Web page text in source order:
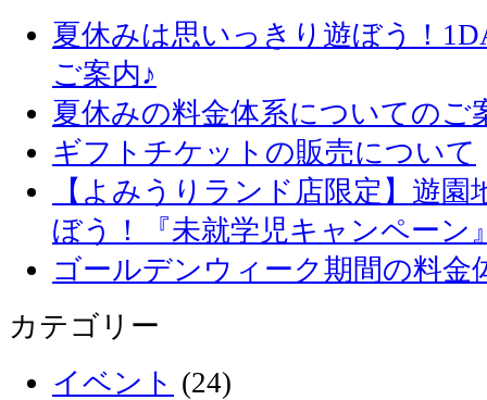
夏休みは思いっきり遊ぼう！
ご案内♪
夏休みの料金体系についてのご
ギフトチケットの販売について
【よみうりランド店限定】遊
ぼう！『未就学児キャンペーン
ゴールデンウィーク期間の料金
カテゴリー
イベント (24)